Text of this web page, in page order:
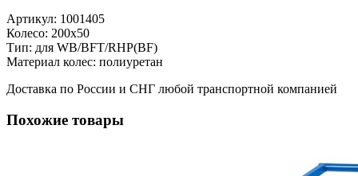
Артикул: 1001405
Колесо: 200х50
Тип: для WB/BFT/RHP(BF)
Материал колес: полиуретан
Доставка по России и СНГ любой транспортной компанией
Похожие товары